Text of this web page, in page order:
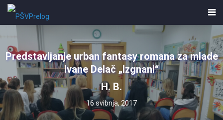
Predstavljanje urban fantasy romana za mlade
Ivane Delač „Izgnani“
H. B.
16 svibnja, 2017